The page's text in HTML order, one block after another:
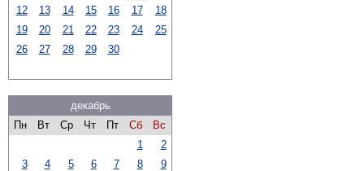
12
13 14 15 16 17
18
19
20 21 22 23 24
25
26
27 28 29 30
декабрь
Пн
Вт Ср Чт Пт Сб
Вс
1
2
3
4 5 6 7 8
9